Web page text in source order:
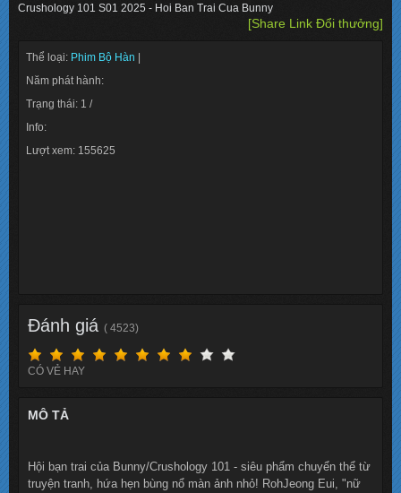
Crushology 101 S01 2025 - Hoi Ban Trai Cua Bunny
[Share Link Đổi thưởng]
Thể loại: Phim Bộ Hàn
Năm phát hành:
Trạng thái: 1 /
Info:
Lượt xem: 155625
Đánh giá ( 4523)
CÓ VẺ HAY
MÔ TẢ
Hội bạn trai của Bunny/Crushology 101 - siêu phẩm chuyển thể từ
truyện tranh, hứa hẹn bùng nổ màn ảnh nhỏ! RohJeong Eui, "nữ